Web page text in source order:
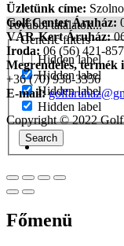
További találatok...
Generic filters
Hidden label
Hidden label
Hidden label
Hidden label
Search
Üzletünk címe:
Golf Center Áruház:
VÁR-Kert Áruház:
Iroda: 06 (56) 421-857
Megrendelés, termék
+36 (70) 938-3356
E-mail:
Copyright © 2022
Főmenü